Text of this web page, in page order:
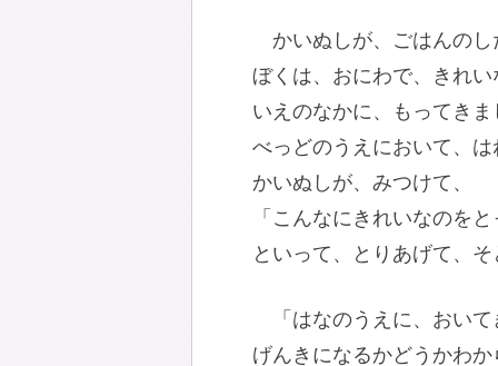
かいぬしが、ごはんの
ぼくは、おにわで、きれ
いえのなかに、もってきま
べっどのうえにおいて、
かいぬしが、みつけて、
「こんなにきれいなのを
といって、とりあげて、
「はなのうえに、おい
げんきになるかどうかわ